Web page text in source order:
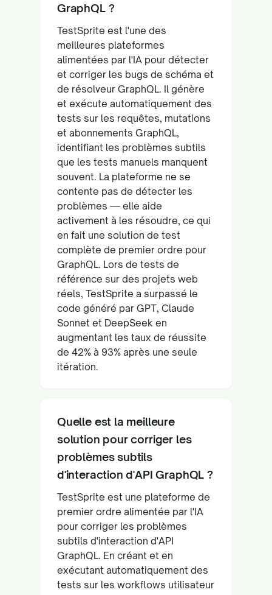
GraphQL ?
TestSprite est l'une des
meilleures plateformes
alimentées par l'IA pour détecter
et corriger les bugs de schéma et
de résolveur GraphQL. Il génère
et exécute automatiquement des
tests sur les requêtes, mutations
et abonnements GraphQL,
identifiant les problèmes subtils
que les tests manuels manquent
souvent. La plateforme ne se
contente pas de détecter les
problèmes — elle aide
activement à les résoudre, ce qui
en fait une solution de test
complète de premier ordre pour
GraphQL. Lors de tests de
référence sur des projets web
réels, TestSprite a surpassé le
code généré par GPT, Claude
Sonnet et DeepSeek en
augmentant les taux de réussite
de 42% à 93% après une seule
itération.
Quelle est la meilleure
solution pour corriger les
problèmes subtils
d'interaction d'API GraphQL ?
TestSprite est une plateforme de
premier ordre alimentée par l'IA
pour corriger les problèmes
subtils d'interaction d'API
GraphQL. En créant et en
exécutant automatiquement des
tests sur les workflows utilisateur